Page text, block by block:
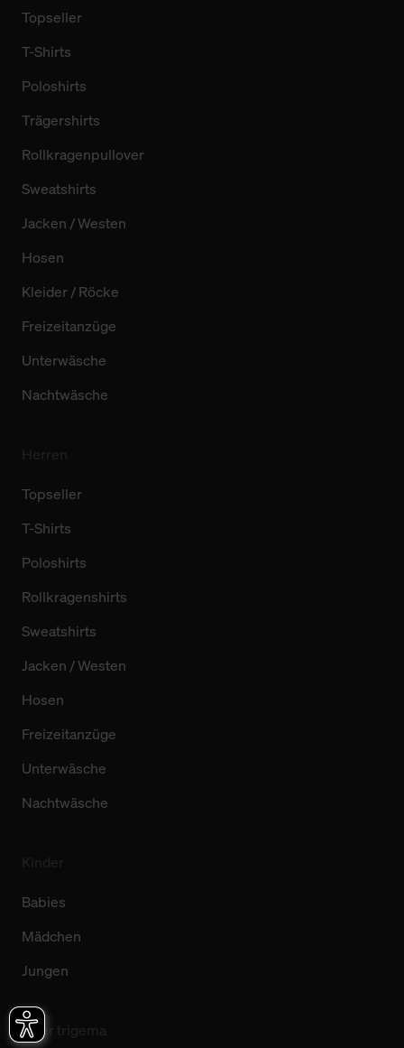
Topseller
T-Shirts
Poloshirts
Trägershirts
Rollkragenpullover
Sweatshirts
Jacken / Westen
Hosen
Kleider / Röcke
Freizeitanzüge
Unterwäsche
Nachtwäsche
Topseller
T-Shirts
Poloshirts
Rollkragenshirts
Sweatshirts
Jacken / Westen
Hosen
Freizeitanzüge
Unterwäsche
Nachtwäsche
Babies
Mädchen
Jungen
Über trigema